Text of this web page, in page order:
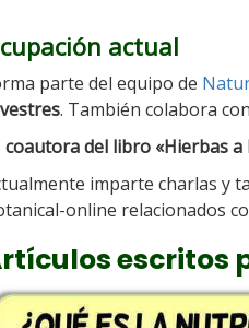
actual
parte del equipo de
. También colabora
coautora del libro «Hierbas a
imparte charlas y
online relacionados
escritos